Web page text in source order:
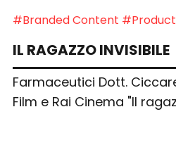
#Branded Content
IL RAGAZZO INVISIBILE
Farmaceutici Dott.
Film e Rai Cinema "Il